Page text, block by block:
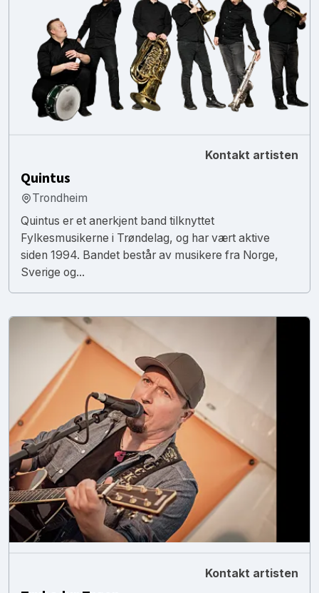
Kontakt artisten
Quintus
Trondheim
Quintus er et anerkjent band tilknyttet
Fylkesmusikerne i Trøndelag, og har vært aktive
siden 1994. Bandet består av musikere fra Norge,
Sverige og...
Kontakt artisten